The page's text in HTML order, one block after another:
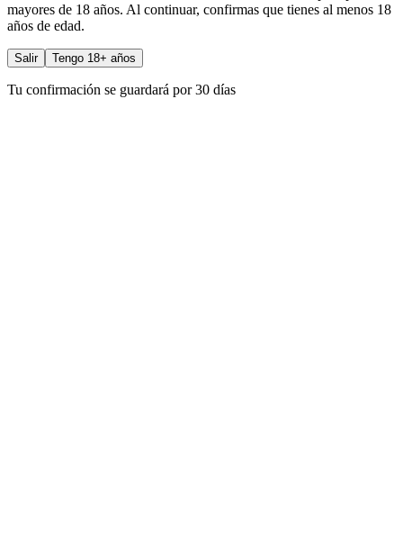
mayores de 18 años. Al continuar, confirmas que tienes al menos 18
años de edad.
Salir Tengo 18+ años
Tu confirmación se guardará por 30 días